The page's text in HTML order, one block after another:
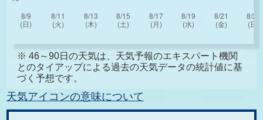
※ 46～90日の天気は、天気予報のエキスパート機関
とのタイアップによる過去の天気データの統計値に基
づく予想です。
天気アイコンの意味について